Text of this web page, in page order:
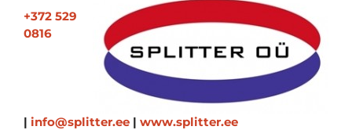
+372 529
0816
| info@splitter.ee | www.splitter.ee